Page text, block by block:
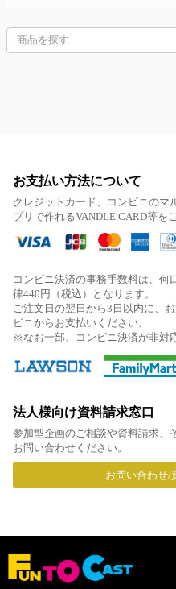
お支払い方法について
クレジットカード、コンビニのマ
プリで作れるVANDLE CARD等を
コンビニ決済の事務手数料は、何
律440円（税込）となります。
ご注文日の翌日から3日以内に、
ビニからお支払いください。
※なお一部、コンビニ決済が非対
法人様向け資料請求窓口
参加型企画のご相談や資料請求、
お問い合わせください。
お問い合わせ/